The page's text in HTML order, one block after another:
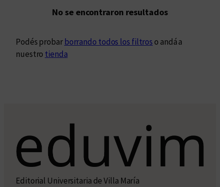
No se encontraron resultados
Podés probarborrando todos los filtros o andá a
nuestro tienda
Editorial Universitaria de Villa María